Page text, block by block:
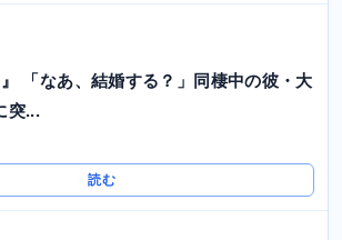
』 「なあ、結婚する？」同棲中の彼・大
突...
読む